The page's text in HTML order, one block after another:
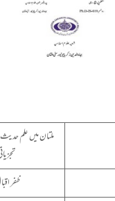
ملتان میں علم
ظفر